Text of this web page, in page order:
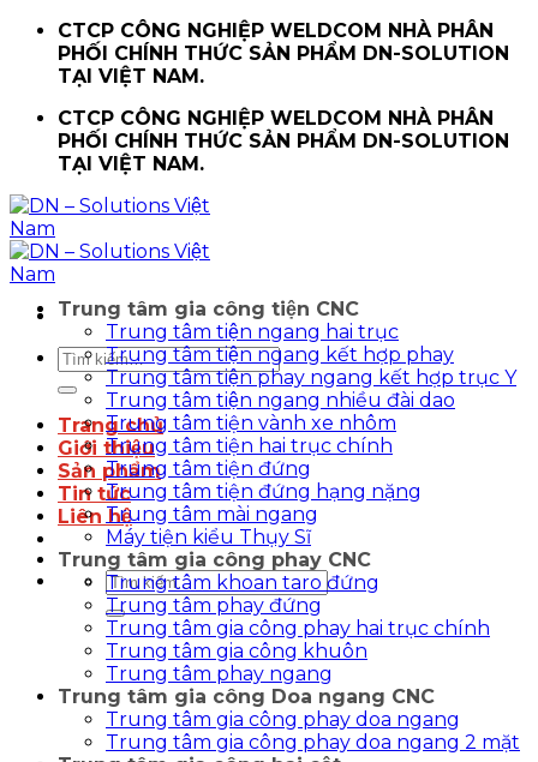
ChuyểnCTCP CÔNG NGHIỆP WELDCOM NHÀ PHÂN
PHỐI CHÍNH THỨC SẢN PHẨM DN-SOLUTION
TẠI VIỆT NAM.
CTCP CÔNG NGHIỆP WELDCOM NHÀ PHÂN
PHỐI CHÍNH THỨC SẢN PHẨM DN-SOLUTION
TẠI VIỆT NAM.
Tìm
kiếm:
Trang chủ
Giới thiệu
Sản phẩm
Tin tức
Liên hệ
Tìm
kiếm:
Trung tâm gia công tiện CNC
Trung tâm tiện ngang hai trục
Trung tâm tiện ngang kết hợp phay
Trung tâm tiện phay ngang kết hợp trục Y
Trung tâm tiện ngang nhiều đài dao
Trung tâm tiện vành xe nhôm
Trung tâm tiện hai trục chính
Trung tâm tiện đứng
Trung tâm tiện đứng hạng nặng
Trung tâm mài ngang
Máy tiện kiểu Thụy Sĩ
Trung tâm gia công phay CNC
Trung tâm khoan taro đứng
Trung tâm phay đứng
Trung tâm gia công phay hai trục chính
Trung tâm gia công khuôn
Trung tâm phay ngang
Trung tâm gia công Doa ngang CNC
Trung tâm gia công phay doa ngang
Trung tâm gia công phay doa ngang 2 mặt